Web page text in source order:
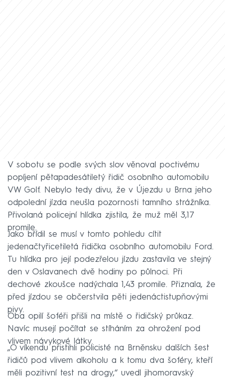
V sobotu se podle svých slov věnoval poctivému
popíjení pětapadesátiletý řidič osobního automobilu
VW Golf. Nebylo tedy divu, že v Újezdu u Brna jeho
odpolední jízda neušla pozornosti tamního strážníka.
Přivolaná policejní hlídka zjistila, že muž měl 3,17
promile.
Jako břídil se musí v tomto pohledu cítit
jedenačtyřicetiletá řidička osobního automobilu Ford.
Tu hlídka pro její podezřelou jízdu zastavila ve stejný
den v Oslavanech dvě hodiny po půlnoci. Při
dechové zkoušce nadýchala 1,43 promile. Přiznala, že
před jízdou se občerstvila pěti jedenáctistupňovými
pivy.
Oba opilí šoféři přišli na místě o řidičský průkaz.
Navíc musejí počítat se stíháním za ohrožení pod
vlivem návykové látky.
„O víkendu přistihli policisté na Brněnsku dalších šest
řidičů pod vlivem alkoholu a k tomu dva šoféry, kteří
měli pozitivní test na drogy,“ uvedl jihomoravský